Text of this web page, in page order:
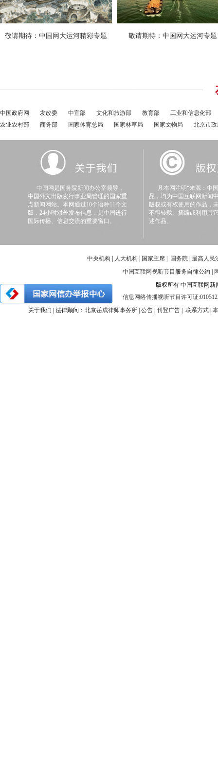
中国政府网 发改委 中宣部 文化和旅游部 教育部
工业和信息化部
农业农村部
商务部 国家体育总局 国家林草局 国家文物局 北京市
中国网是国务院新闻办公室领导，
中国外文出版发行事业局管理的国家重
点新闻网站。本网通过10个语种11个文
版，24小时对外发布信息，是中国进行
国际传播、信息交流的重要窗口。
凡本网注明“来源：中
品，均为中国互联网新闻
版权或有权使用的作品，
不得转载、摘编或利用其
述作品。
中央机构 人大机构 国家主席 国务院 最高人民
中国互联网视听节目服务自律公约
版权所有 中国互联网新
信息网络传播视听节目许可证
关于我们
| 法律顾问：北京岳成律师事务所 |公告 |刊登广告 |联系方式 |